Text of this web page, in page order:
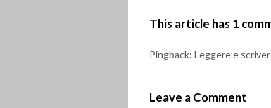
This article has 1
Pingback: Leggere e
Leave a Comment